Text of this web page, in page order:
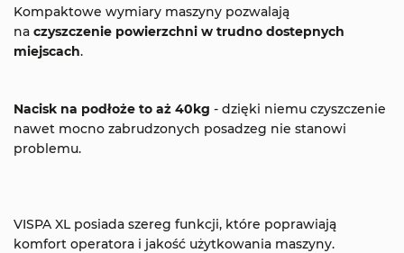
Kompaktowe wymiary maszyny pozwalają
na czyszczenie powierzchni w trudno dostepnych
miejscach.
Nacisk na podłoże to aż 40kg - dzięki niemu czyszczenie
nawet mocno zabrudzonych posadzeg nie stanowi
problemu.
VISPA XL posiada szereg funkcji, które poprawiają
komfort operatora i jakość użytkowania maszyny.